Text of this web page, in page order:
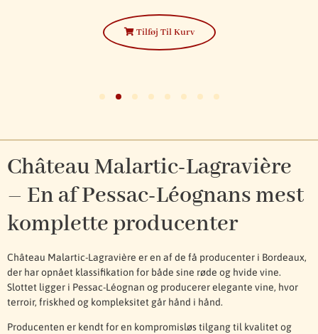
Tilføj Til Kurv
Château Malartic-Lagravière
– En af Pessac-Léognans mest
komplette producenter
Château Malartic-Lagravière er en af de få producenter i Bordeaux,
der har opnået klassifikation for både sine røde og hvide vine.
Slottet ligger i Pessac-Léognan og producerer elegante vine, hvor
terroir, friskhed og kompleksitet går hånd i hånd.
Producenten er kendt for en kompromisløs tilgang til kvalitet og